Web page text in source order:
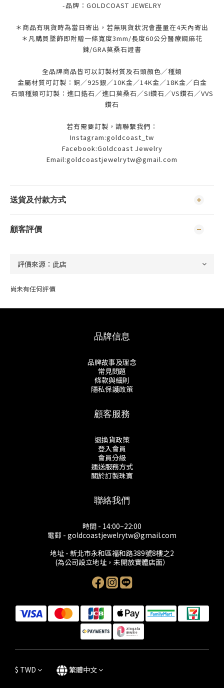
-品牌： GOLDCOAST JEWELRY
＊商品有現貨時為當日寄出，若無現貨狀況會盡量在4天內寄出
＊凡購買墜飾即附贈一條寬度3mm/長度60公分醫療鋼麻花
鍊/GRA莫桑石證書
全品牌商品皆可以訂製材質及石頭顏色／種類
金屬材質可訂製：銅／925銀／10K金／14K金／18K金／白金
石頭種類可訂製：進口鋯石／進口莫桑石／SI鑽石／VS鑽石／VVS
鑽石
若有需要訂製，請聯繫我們：
Instagram:goldcoast_tw
Facebook:Goldcoast Jewelry
Email:goldcoastjewelrytw@gmail.com
送貨及付款方式
顧客評價
尚未有任何評價
品牌信息
品牌故事及理念
常見問題
條款與細則
隱私保護政策
顧客服務
退換貨政策
登入會員
會員分級
運送服務方式
關於訂製珠寶
聯絡我們
時間 - 14:00~22:00
電郵 - goldcoastjewelrytw@gmail.com
地址 - 新北市永和區福和路389號8樓之2
(為公司設立地址，未開放實體店面）
$ TWD 繁體中文